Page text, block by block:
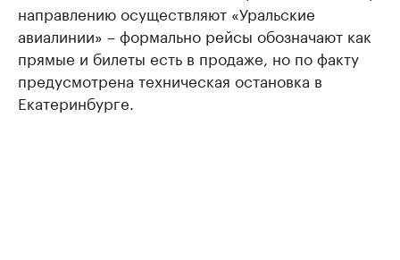
направлению осуществляют «Уральские
авиалинии» – формально рейсы обозначают как
прямые и билеты есть в продаже, но по факту
предусмотрена техническая остановка в
Екатеринбурге.